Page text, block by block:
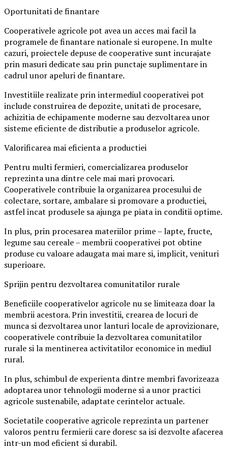
Oportunitati de finantare
Cooperativele agricole pot avea un acces mai facil la
programele de finantare nationale si europene. In multe
cazuri, proiectele depuse de cooperative sunt incurajate
prin masuri dedicate sau prin punctaje suplimentare in
cadrul unor apeluri de finantare.
Investitiile realizate prin intermediul cooperativei pot
include construirea de depozite, unitati de procesare,
achizitia de echipamente moderne sau dezvoltarea unor
sisteme eficiente de distributie a produselor agricole.
Valorificarea mai eficienta a productiei
Pentru multi fermieri, comercializarea produselor
reprezinta una dintre cele mai mari provocari.
Cooperativele contribuie la organizarea procesului de
colectare, sortare, ambalare si promovare a productiei,
astfel incat produsele sa ajunga pe piata in conditii optime.
In plus, prin procesarea materiilor prime – lapte, fructe,
legume sau cereale – membrii cooperativei pot obtine
produse cu valoare adaugata mai mare si, implicit, venituri
superioare.
Sprijin pentru dezvoltarea comunitatilor rurale
Beneficiile cooperativelor agricole nu se limiteaza doar la
membrii acestora. Prin investitii, crearea de locuri de
munca si dezvoltarea unor lanturi locale de aprovizionare,
cooperativele contribuie la dezvoltarea comunitatilor
rurale si la mentinerea activitatilor economice in mediul
rural.
In plus, schimbul de experienta dintre membri favorizeaza
adoptarea unor tehnologii moderne si a unor practici
agricole sustenabile, adaptate cerintelor actuale.
Societatile cooperative agricole reprezinta un partener
valoros pentru fermierii care doresc sa isi dezvolte afacerea
intr-un mod eficient si durabil.